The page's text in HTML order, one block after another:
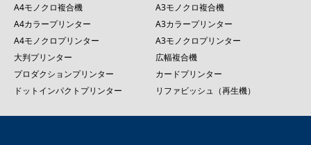
A4モノクロ複合機
A3モノクロ複合機
A4カラープリンター
A3カラープリンター
A4モノクロプリンター
A3モノクロプリンター
大判プリンター
広幅複合機
プロダクションプリンター
カードプリンター
ドットインパクトプリンター
リファビッシュ（再生機）